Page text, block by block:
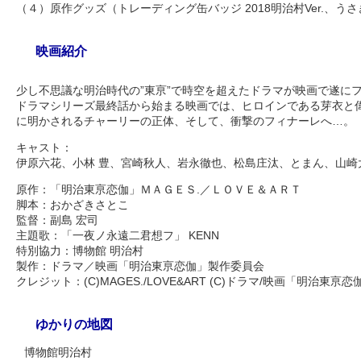
（４）原作グッズ（トレーディング缶バッジ 2018明治村Ver.、う
映画紹介
少し不思議な明治時代の”東亰”で時空を超えたドラマが映画で遂に
ドラマシリーズ最終話から始まる映画では、ヒロインである芽衣
に明かされるチャーリーの正体、そして、衝撃のフィナーレへ…。
キャスト：
伊原六花、小林 豊、宮崎秋人、岩永徹也、松島庄汰、とまん、山
原作：「明治東亰恋伽」ＭＡＧＥＳ.／ＬＯＶＥ＆ＡＲＴ
脚本：おかざきさとこ
監督：副島 宏司
主題歌：「一夜ノ永遠二君想フ」 KENN
特別協力：博物館 明治村
製作：ドラマ／映画「明治東亰恋伽」製作委員会
クレジット：(C)MAGES./LOVE&ART (C)ドラマ/映画「明治東亰恋
ゆかりの地図
博物館明治村